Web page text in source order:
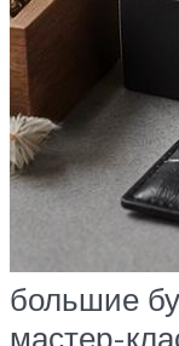
большие
мастер-